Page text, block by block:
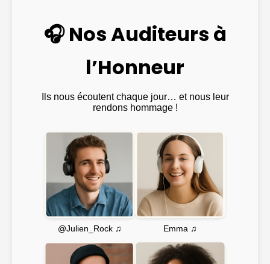
🎧 Nos Auditeurs à
l’Honneur
Ils nous écoutent chaque jour… et nous leur
rendons hommage !
@Julien_Rock ♫ Emma ♫